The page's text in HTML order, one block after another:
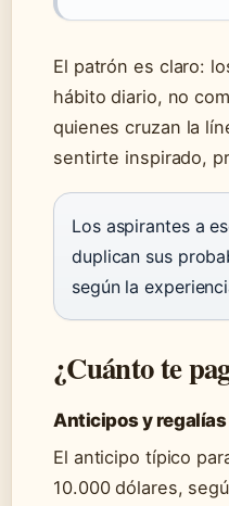
El patrón es claro:
hábito diario, no
quienes cruzan la
sentirte inspirado,
Los aspirantes a
duplican sus
según la
¿Cuánto te
Anticipos y
El anticipo típico
10.000 dólares,